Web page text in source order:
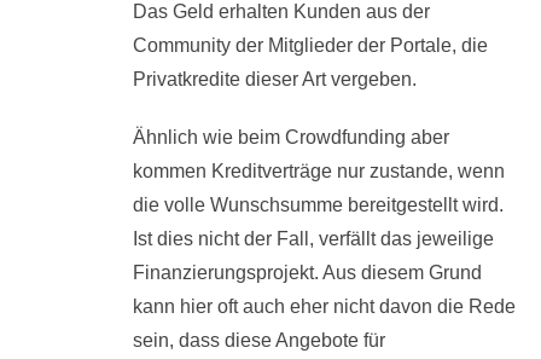
Das Geld erhalten Kunden aus der
Community der Mitglieder der Portale, die
Privatkredite dieser Art vergeben.
Ähnlich wie beim Crowdfunding aber
kommen Kreditverträge nur zustande, wenn
die volle Wunschsumme bereitgestellt wird.
Ist dies nicht der Fall, verfällt das jeweilige
Finanzierungsprojekt. Aus diesem Grund
kann hier oft auch eher nicht davon die Rede
sein, dass diese Angebote für